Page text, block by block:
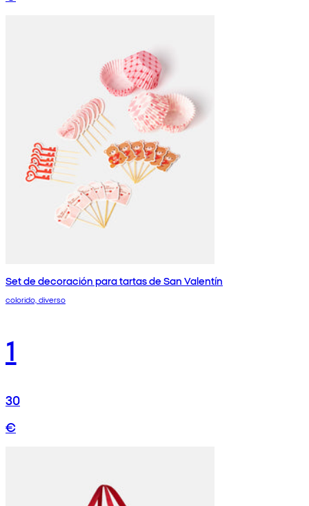
Set de decoración para tartas de San Valentín
colorido, diverso
1
30
€